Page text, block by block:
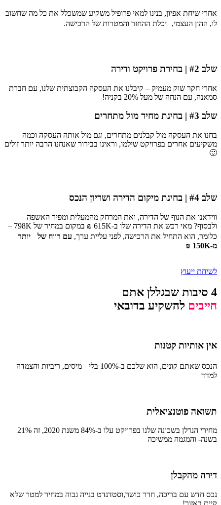
אחרי שיחת אפיון, בנינו למאי פרופיל משקיע שמשכלל את כל מה שחשוב
לו, ההון העצמי, יכלת ההחזר והמטרות של הרכישה.
שלב #2 | בחירת פרויקט ודירה
אחרי חקר שוק מעמיק – קיבלנו את העסקה הקבוצתית שלנו, עם חברת
סמאנה, עם הנחה של מעל 20% בקניה!
שלב #3 | בחינת מחיר מול מתחרים
בחנו את העסקה מול קבלנים מתחרים, וגם מול אותה העסקה וכמה
משקיעים אחרים בפרויקט שילמו, וראינו בבירור שאנחנו הרבה יותר זולים
🙂
שלב #4 | בחינת מיקום הדירה ושריון הנכס
ווידאנו את הנוף של הדירה, ואת המרחק מהמעלית ומפיר האשפה
ולבסוף? מאי רכש את הדירה שלו ב-615K ₪ במקום במחיר של 798K –
כלומר, הוא התחיל את הרכישה, לפני עליית ערך, עם רווח של יותר
מ-150K ₪
לשיחת ייעוץ
4 סיבות שבגללן אתם
חייבים להשקיע בדובאי
אין אותיות קטנות
הנכס שאתם קונים, הוא שלכם ב-100% בלי מיסים, ריביות והצמדה
למדד
תשואה פוטנציאלית
מחירי הנדלן בשכונה שלנו בפרויקט עלו ב-84% משנת 2020, זה 21%
בשנה- והמגמה ממשיכה
דירה מהקבלן
נכס חדש עם בריכה, חדר כושר,וסטדנדט בנייה גבוה במחיר למטר שלא
קיים באזור!